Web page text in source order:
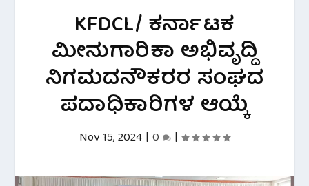
KFDCL/ ಕರ್ನಾಟಕ
ಮೀನುಗಾರಿಕಾ ಅಭಿವೃದ್ದಿ
ನಿಗಮದನೌಕರರ ಸಂಘದ
ಪದಾಧಿಕಾರಿಗಳ ಆಯ್ಕೆ
Nov 15, 2024 | 0 |